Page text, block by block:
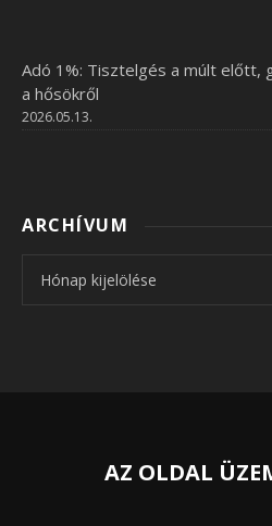
Adó 1%: Tisztelgés a múlt előtt,
a hősökről
2026.05.13.
ARCHÍVUM
AZ OLDAL